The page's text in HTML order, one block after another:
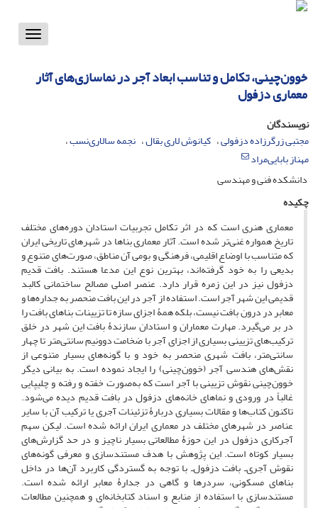
Toggle
خوون‌چینی، تکامل و تناسب ابعاد آجر در نماسازی‌های آثار
معماری دزفول
نویسندگان
مجتبی زرگرزاده دزفولی کیانوش لاری بقال نجمه سالاری‌نسب
مهناز بابایی‌مراد
دانشکده فنی و مهندسی
چکیده
معماری هنری است که در اثر تکامل تجربیات استادان دوره‌های مختلف
تاریخ همواره غنی‌تر شده است. آثار معماری بناها در شهرهای تاریخی ایران
که متناسب با اوضاع اقلیمی، فرهنگی و بومی آن مناطق، صورت‌های متنوع و
بدیعی را به خود گرفته‌اند، بهترین نوع این مدعا هستند. بافت قدیم
دزفول نیز در این زمره قرار دارد. عنصر اصلی مصالح ساختمانی کالبد
قدیمی این شهر آجر است. استفاده از آجر در این بافت منحصر به جداره‌ها و
معابر در درون بافت نیست، بلکه همۀ اجزای سازه تا تزیینات بناهای بافت را
در بر می‌گیرد. مهارت معماران و استادان سازندۀ بافت این شهر در خلق
ترکیب‌های تزیینی بسیاری از اجزای آجر با ضخامت دوونیم سانتی‌متر تا چهار
سانتی‌متر، بافت شهری منحصر به خود و با گونه‌های بسیار متنوعی از
نقش‌های هندسی آجر (خوون‌چینی) را ایجاد نموده است. به بیانی دیگر
خوون‌چینی نقوش تزیینی با آجر است که به‌صورت خفته و رفته و چلیپایی
غالباً در ورودی و نماهای خانه‌های دزفول در بافت قدیم دیده می‌شود.
تاکنون کتاب‌ها و مقالات بسیاری دربارۀ تزئینات آجری یا ترکیب آن با سایر
عناصر در شهرهای مختلف در معماری ایران ارائه شده است. لیکن سهم
آجرکاری دزفول در این حوزۀ مطالعاتی بسیار ناچیز و در حد گزارش‌های
بسیار کوتاه است. این پژوهش با هدف مستندسازی و معرفی گونه‌های
نقوش آجری‌ـ بافت دزفول‌ـ با توجه به گستردگی کاربرد آن‌ها در داخل
بناهای مسکونی، سردرها و گاهی در جدارۀ معابر ارائه شده است.
مستندسازی با استفاده از منابع و اسناد کتابخانه‌ای و همچنین مطالعات